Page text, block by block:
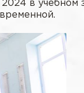
в учебном